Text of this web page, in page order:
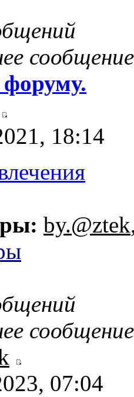
сообщение
форуму.
18:14
by.@ztek
сообщение
07:04